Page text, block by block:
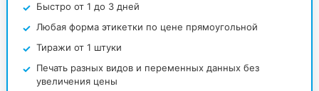
Быстро от 1 до 3 дней
Любая форма этикетки по цене прямоугольной
Тиражи от 1 штуки
Печать разных видов и переменных данных без
увеличения цены